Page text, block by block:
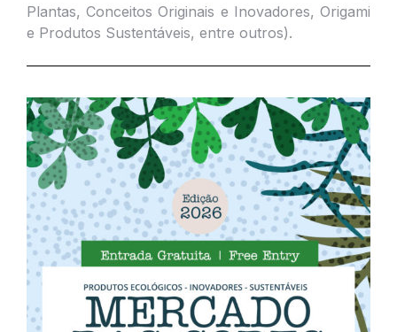
Plantas, Conceitos Originais e Inovadores, Origami
e Produtos Sustentáveis, entre outros).